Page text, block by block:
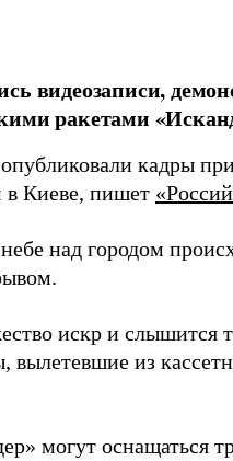
видеозаписи,
ракетами
кадры
в Киеве, пишет
над городом
искр и слышится
вылетевшие из
могут оснащаться